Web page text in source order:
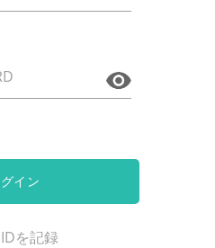
イン
IDを記録